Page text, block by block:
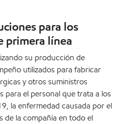
para los
primera línea
su producción de
utilizados para fabricar
y otros suministros
para el personal que trata a los
la enfermedad causada por el
de la compañía en todo el